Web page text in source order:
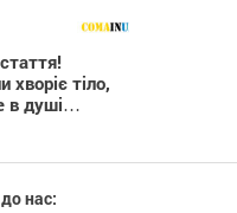
хворіє тіло,
в душі…
нас: